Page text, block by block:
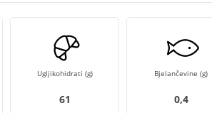
Ugljikohidrati (g)
61
Bjelančevine (g)
0,4